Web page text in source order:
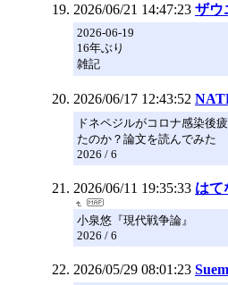
2026/06/21 14:47:23 ザウ
2026-06-19
16年ぶり
雑記
2026/06/17 12:43:52
ドネペジルがコロナ感染後
たのか？論文を読んでみた
2026 / 6
2026/06/11 19:35:33 はて
小泉悠『現代戦争論』
2026 / 6
2026/05/29 08:01:23